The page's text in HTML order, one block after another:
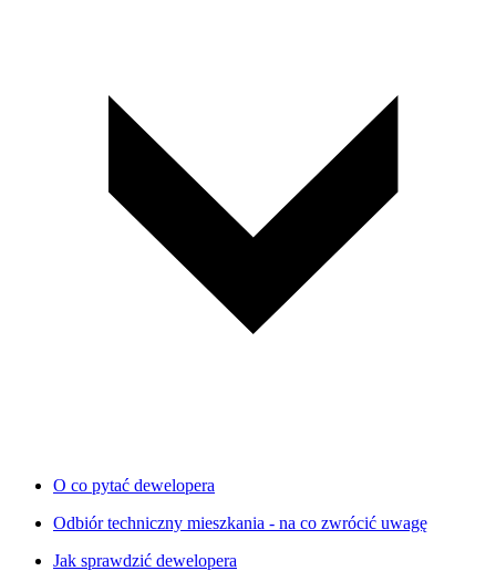
O co pytać dewelopera
Odbiór techniczny mieszkania - na co zwrócić uwagę
Jak sprawdzić dewelopera